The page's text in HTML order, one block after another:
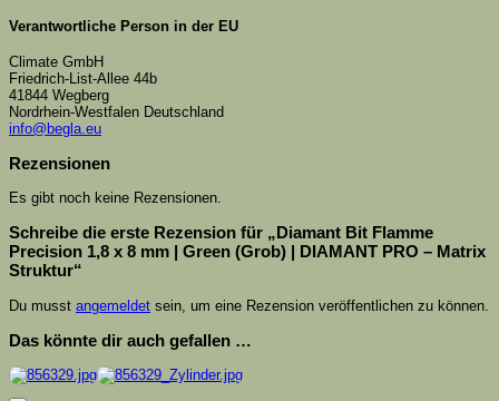
Verantwortliche Person in der EU
Climate GmbH
Friedrich-List-Allee 44b
41844 Wegberg
Nordrhein-Westfalen Deutschland
info@begla.eu
Rezensionen
Es gibt noch keine Rezensionen.
Schreibe die erste Rezension für „Diamant Bit Flamme
Precision 1,8 x 8 mm | Green (Grob) | DIAMANT PRO – Matrix
Struktur“
Du musst angemeldet sein, um eine Rezension veröffentlichen zu können.
Das könnte dir auch gefallen …